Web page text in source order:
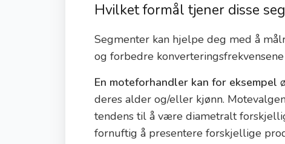
Hvilket formål tjener disse
Segmenter kan hjelpe deg med å
og forbedre konverteringsfrekvensene
En moteforhandler kan for eksempel
deres alder og/eller kjønn.
tendens til å være diametralt
fornuftig å presentere forskjellige